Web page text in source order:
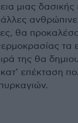
μιας
θα
τα
της θα
επέκταση